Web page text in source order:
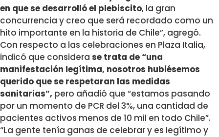
en que se desarrolló el plebiscito, la gran
concurrencia y creo que será recordado como un
hito importante en la historia de Chile”, agregó.
Con respecto a las celebraciones en Plaza Italia,
indicó que considera se trata de “una
manifestación legítima, nosotros hubiésemos
querido que se respetaran las medidas
sanitarias”, pero añadió que “estamos pasando
por un momento de PCR del 3%, una cantidad de
pacientes activos menos de 10 mil en todo Chile”.
“La gente tenía ganas de celebrar y es legítimo y